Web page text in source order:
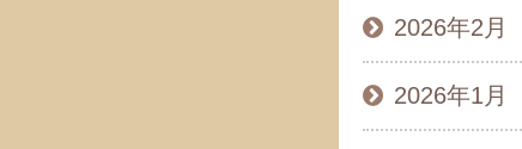
2026年2月
2026年1月